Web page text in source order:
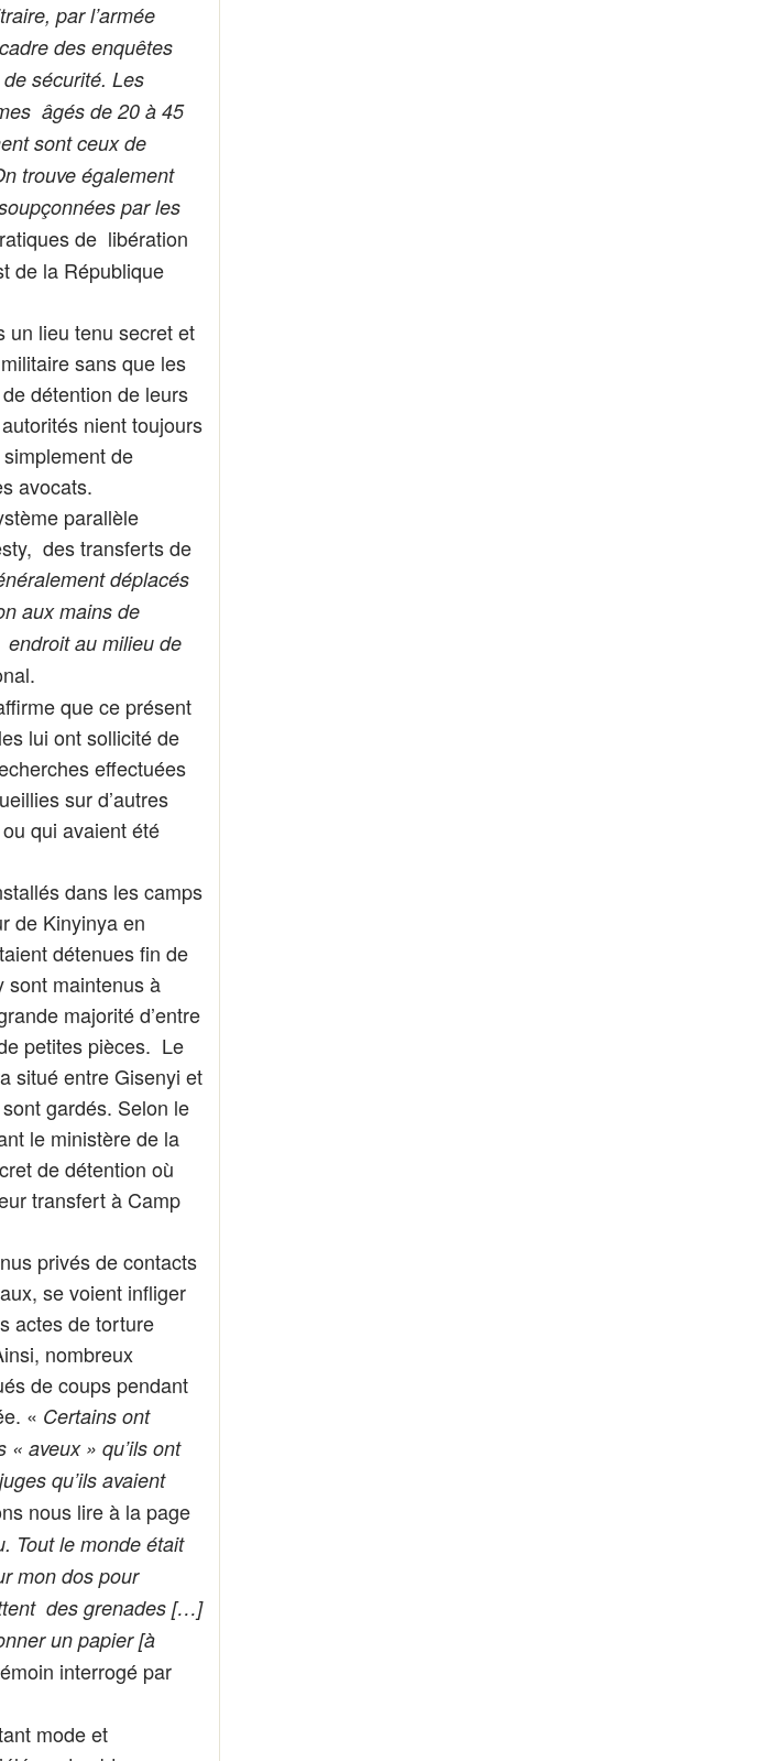
par l’armée
des enquêtes
sécurité. Les
âgés de 20 à 45
sont ceux de
trouve également
par les
de libération
de la République
un lieu tenu secret et
sans que les
détention de leurs
nient toujours
de
avocats.
parallèle
des transferts de
déplacés
aux mains de
endroit au milieu de
que ce présent
lui ont sollicité de
effectuées
sur d’autres
qui avaient été
dans les camps
de Kinyinya en
détenues fin de
sont maintenus à
majorité d’entre
petites pièces. Le
situé entre Gisenyi et
gardés. Selon le
le ministère de la
de détention où
transfert à Camp
privés de contacts
se voient infliger
actes de torture
nombreux
de coups pendant
« Certains ont
aveux » qu’ils ont
qu’ils avaient
nous lire à la page
Tout le monde était
mon dos pour
des grenades […]
un papier [à
interrogé par
mode et